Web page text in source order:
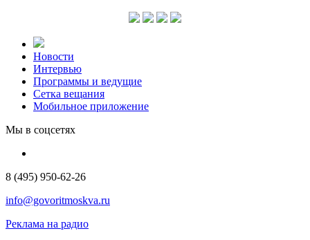
Новости
Интервью
Программы и ведущие
Сетка вещания
Мобильное приложение
Мы в соцсетях
8 (495) 950-62-26
info@govoritmoskva.ru
Реклама на радио